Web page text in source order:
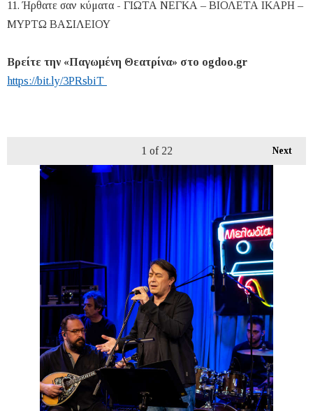
11. Ήρθατε σαν κύματα - ΓΙΩΤΑ ΝΕΓΚΑ – ΒΙΟΛΕΤΑ ΙΚΑΡΗ –
ΜΥΡΤΩ ΒΑΣΙΛΕΙΟΥ
Βρείτε την «Παγωμένη Θεατρίνα» στο ogdoo.gr
https://bit.ly/3PRsbiT
Next
1 of 22